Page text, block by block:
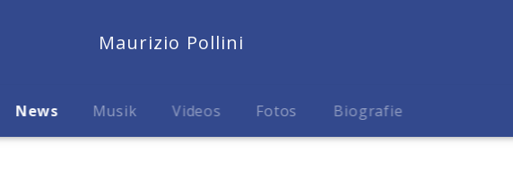
Maurizio Pollini
News Musik Videos Fotos Biografie